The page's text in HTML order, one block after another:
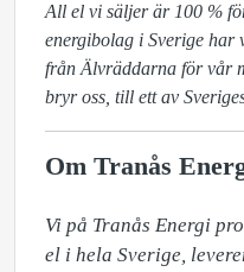
All el vi säljer är 100 %
energibolag i Sverige
från Älvräddarna för vår
bryr oss, till ett av
Om Tranås
Vi på Tranås Energi
el i hela Sverige,